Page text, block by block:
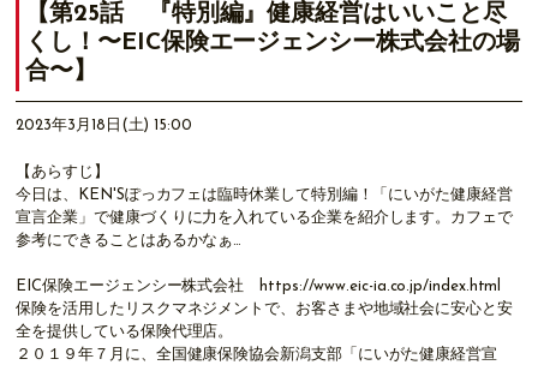
【第25話 『特別編』健康経営はいいこと尽
くし！〜EIC保険エージェンシー株式会社の場
合〜】
2023年3月18日(土) 15:00
【あらすじ】
今日は、KEN'Sぽっカフェは臨時休業して特別編！「にいがた健康経営
宣言企業」で健康づくりに力を入れている企業を紹介します。カフェで
参考にできることはあるかなぁ…
EIC保険エージェンシー株式会社 https://www.eic-ia.co.jp/index.html
保険を活用したリスクマネジメントで、お客さまや地域社会に安心と安
全を提供している保険代理店。
２０１９年７月に、全国健康保険協会新潟支部「にいがた健康経営宣